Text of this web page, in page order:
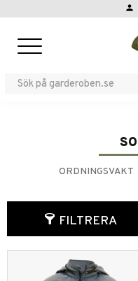
person
ORDNINGSVAKT
FILTRERA